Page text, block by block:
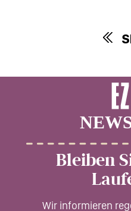
Bleiben
Wir informieren